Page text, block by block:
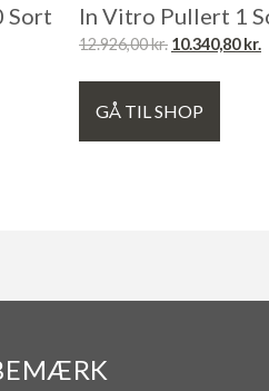
Sort
In Vitro Pullert 1
12.926,00kr. 10.340,80kr.
GÅ TIL SHOP